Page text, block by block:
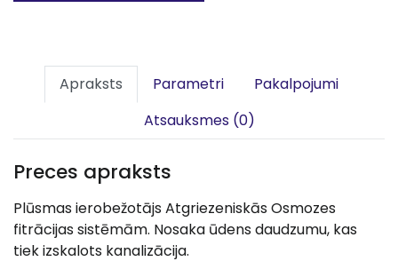
Apraksts Parametri
Pakalpojumi
Atsauksmes (0)
Preces apraksts
Plūsmas ierobežotājs Atgriezeniskās Osmozes
fitrācijas sistēmām. Nosaka ūdens daudzumu, kas
tiek izskalots kanalizācija.